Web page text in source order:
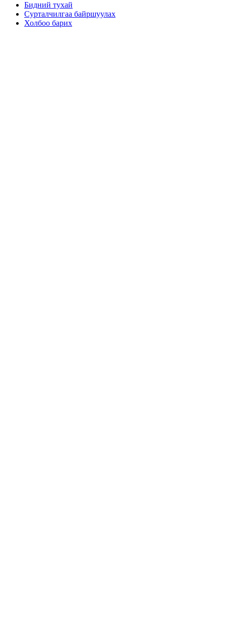
Бидний тухай
Сурталчилгаа байршуулах
Холбоо барих